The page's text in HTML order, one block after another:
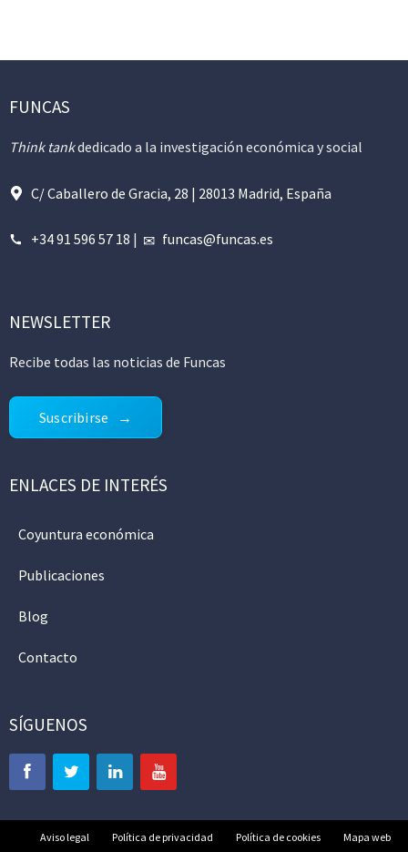
FUNCAS
Think tankdedicado a la investigación económica y social
C/ Caballero de Gracia, 28 | 28013 Madrid, España
+34 91 596 57 18 | funcas@funcas.es
NEWSLETTER
Recibe todas las noticias de Funcas
Suscribirse
ENLACES DE INTERÉS
Coyuntura económica
Publicaciones
Blog
Contacto
SÍGUENOS
Aviso legal Política de privacidad Política de cookies Mapa web